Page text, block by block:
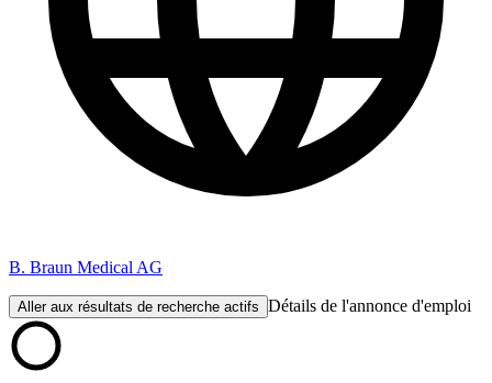
B. Braun Medical AG
Aller aux résultats de recherche actifs Détails de l'annonce d'emploi